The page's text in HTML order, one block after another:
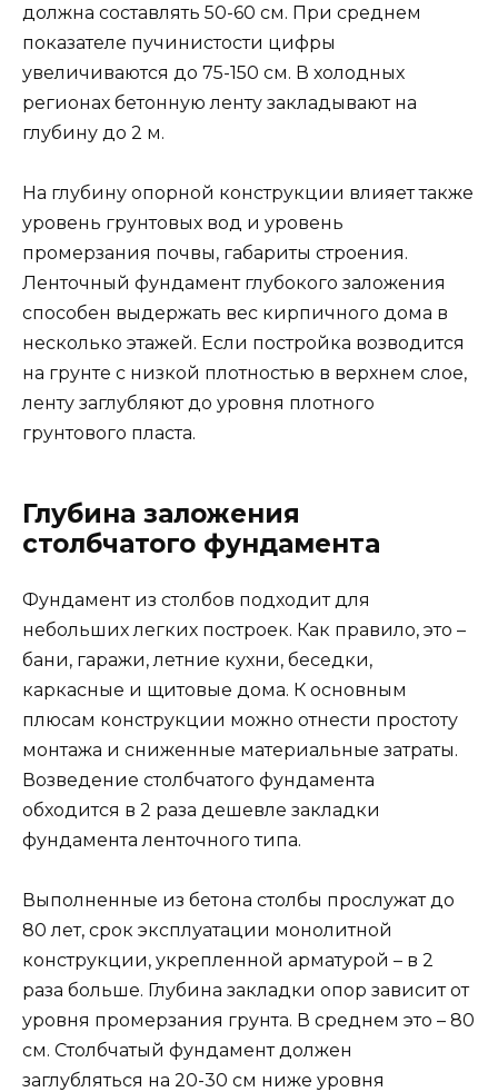
должна составлять 50-60 см. При среднем
показателе пучинистости цифры
увеличиваются до 75-150 см. В холодных
регионах бетонную ленту закладывают на
глубину до 2 м.
На глубину опорной конструкции влияет также
уровень грунтовых вод и уровень
промерзания почвы, габариты строения.
Ленточный фундамент глубокого заложения
способен выдержать вес кирпичного дома в
несколько этажей. Если постройка возводится
на грунте с низкой плотностью в верхнем слое,
ленту заглубляют до уровня плотного
грунтового пласта.
Глубина заложения
столбчатого фундамента
Фундамент из столбов подходит для
небольших легких построек. Как правило, это –
бани, гаражи, летние кухни, беседки,
каркасные и щитовые дома. К основным
плюсам конструкции можно отнести простоту
монтажа и сниженные материальные затраты.
Возведение столбчатого фундамента
обходится в 2 раза дешевле закладки
фундамента ленточного типа.
Выполненные из бетона столбы прослужат до
80 лет, срок эксплуатации монолитной
конструкции, укрепленной арматурой – в 2
раза больше. Глубина закладки опор зависит от
уровня промерзания грунта. В среднем это – 80
см. Столбчатый фундамент должен
заглубляться на 20-30 см ниже уровня